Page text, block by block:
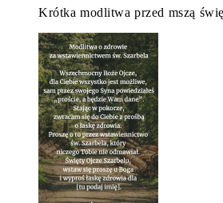
Krótka modlitwa przed mszą